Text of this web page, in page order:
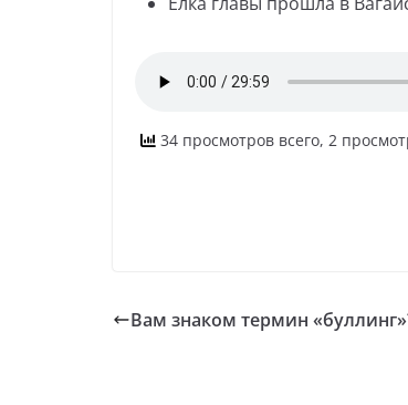
34 просмотров всего, 2
Вам знаком термин